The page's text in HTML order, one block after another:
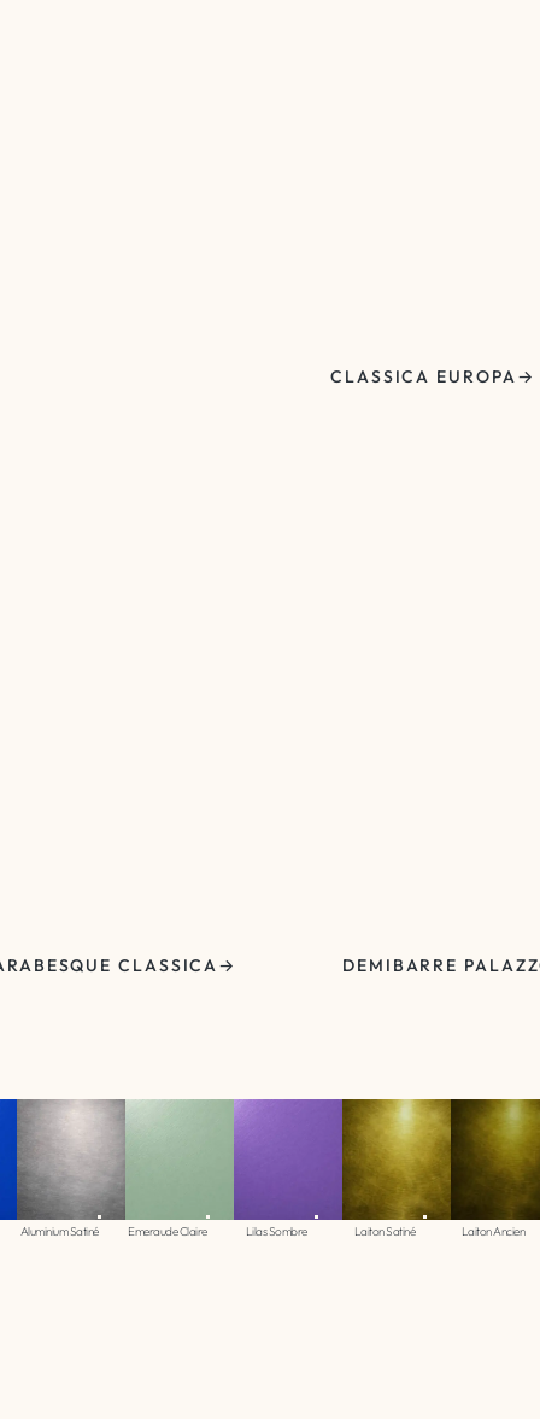
CLASSICA EUROPA
CLASSICA DEMIBARRE
Aluminium Satiné Emeraude Claire Lilas Sombre Laiton Satiné Laiton Ancien